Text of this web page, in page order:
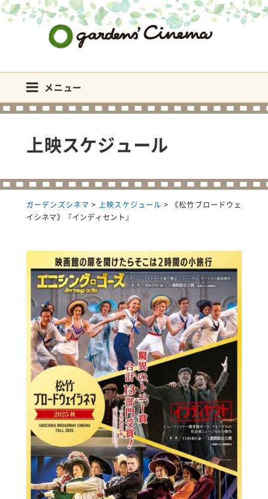
メニュー
上映スケジュール
ガーデンズシネマ >上映スケジュール >
《松竹ブロードウェ
イシネマ》『インディセント』